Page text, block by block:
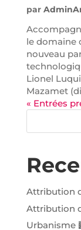
par
le domaine
nouveau
Lionel
Mazamet
« Entrées
Attribution
Attribution
Urbanisme